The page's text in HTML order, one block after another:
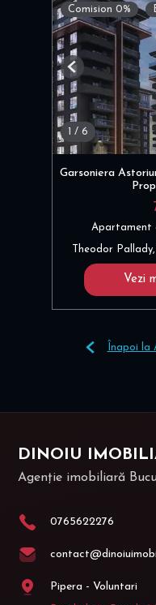
Comision 0%
1 / 6
Previous
Garsoniera
Apartament
Theodor
Vezi
Înapoi la
DINOIU
Agenție imobiliară
0765622276
Pipera - Voluntari